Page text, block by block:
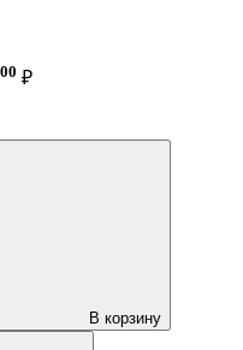
00 ₽
В корзину